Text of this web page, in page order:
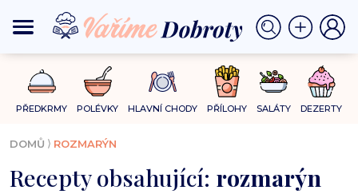
PŘEDKRMY POLÉVKY HLAVNÍ CHODY PŘÍLOHY SALÁTY DEZERTY
DOMŮ ⟩ ROZMARÝN
Recepty obsahující: rozmarýn